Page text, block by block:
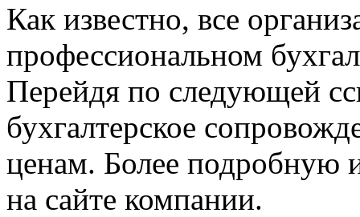
Как известно, все
профессиональном
Перейдя по следующей
бухгалтерское
ценам. Более подробную
на сайте компании.